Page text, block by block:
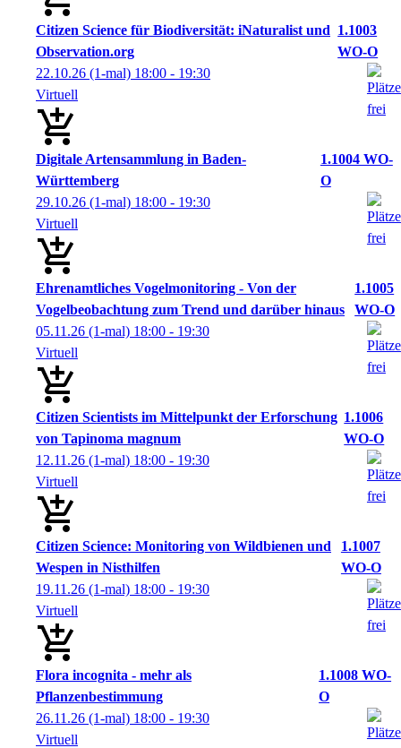
Citizen Science für Biodiversität: iNaturalist und
Observation.org
1.1003
WO-O
22.10.26 (1-mal) 18:00 - 19:30
Virtuell
Digitale Artensammlung in Baden-
Württemberg
1.1004 WO-
O
29.10.26 (1-mal) 18:00 - 19:30
Virtuell
Ehrenamtliches Vogelmonitoring - Von der
Vogelbeobachtung zum Trend und darüber hinaus
1.1005
WO-O
05.11.26 (1-mal) 18:00 - 19:30
Virtuell
Citizen Scientists im Mittelpunkt der Erforschung
von Tapinoma magnum
1.1006
WO-O
12.11.26 (1-mal) 18:00 - 19:30
Virtuell
Citizen Science: Monitoring von Wildbienen und
Wespen in Nisthilfen
1.1007
WO-O
19.11.26 (1-mal) 18:00 - 19:30
Virtuell
Flora incognita - mehr als
Pflanzenbestimmung
1.1008 WO-
O
26.11.26 (1-mal) 18:00 - 19:30
Virtuell